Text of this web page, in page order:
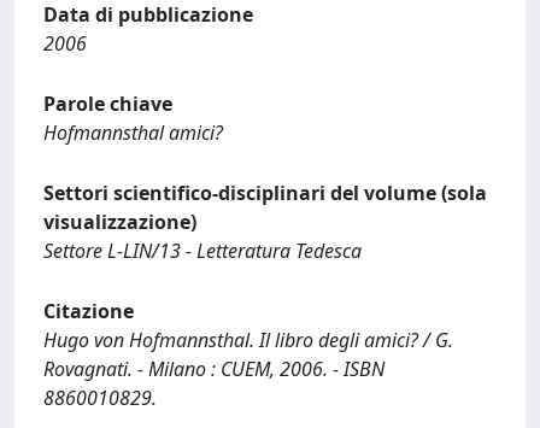
Data di pubblicazione
2006
Parole chiave
Hofmannsthal amici?
Settori scientifico-disciplinari del volume (sola
visualizzazione)
Settore L-LIN/13 - Letteratura Tedesca
Citazione
Hugo von Hofmannsthal. Il libro degli amici? / G.
Rovagnati. - Milano : CUEM, 2006. - ISBN
8860010829.